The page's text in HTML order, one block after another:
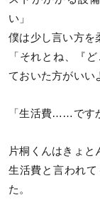
い」
僕は少し言い方を
「それとね、『
ておいた方がいい
「生活費……です
片桐くんはきょと
生活費と言われ
た。